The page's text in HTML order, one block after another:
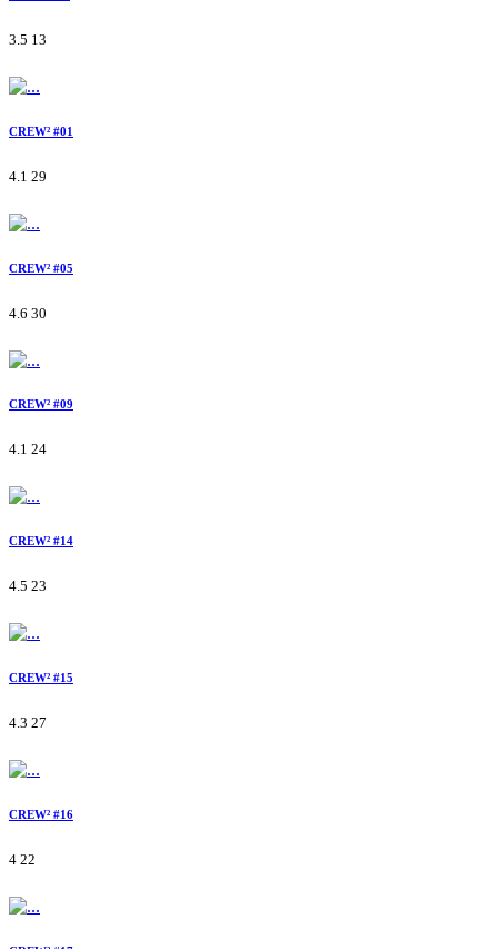
3.5 13
CREW² #01
4.1 29
CREW² #05
4.6 30
CREW² #09
4.1 24
CREW² #14
4.5 23
CREW² #15
4.3 27
CREW² #16
4 22